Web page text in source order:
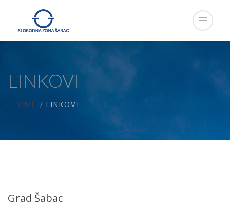
LINKOVI
HOME LINKOVI
Grad Šabac